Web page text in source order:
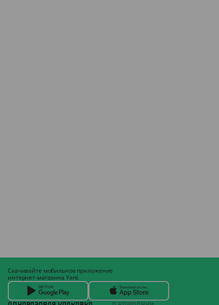
Скачивайте мобильное приложение
интернет-магазина Yans